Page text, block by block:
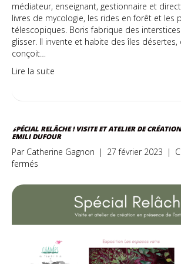
médiateur, enseignant, gestionnaire et
livres de mycologie, les rides en forêt et les
télescopiques. Boris fabrique des
glisser. Il invente et habite des îles
conçoit…
Lire la suite
SPÉCIAL RELÂCHE ! VISITE ET ATELIER DE
EMILI DUFOUR
Par Catherine Gagnon | 27 février 2023 |
fermés
relâche
de
création